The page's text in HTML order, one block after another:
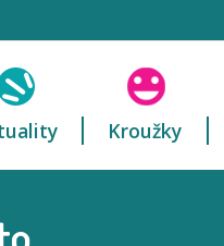
Kroužky